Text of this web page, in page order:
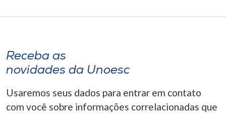
Receba as
novidades da Unoesc
Usaremos seus dados para entrar em contato
com você sobre informações correlacionadas que